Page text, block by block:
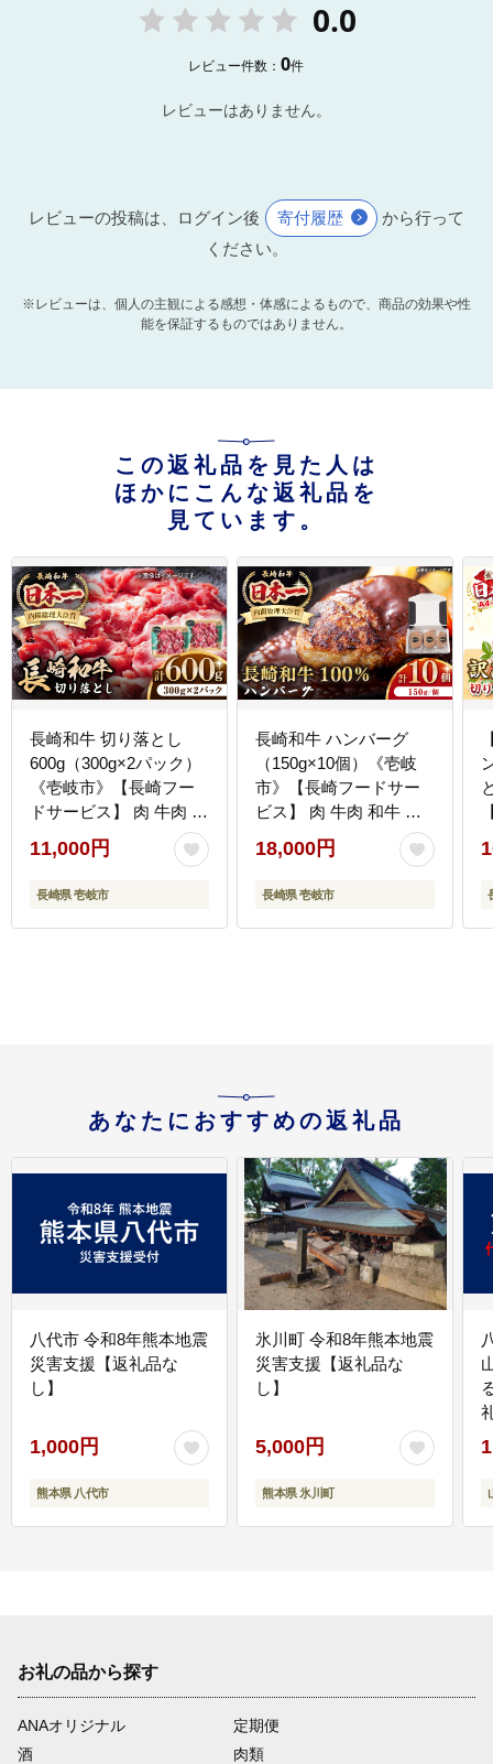
0.0
レビュー件数：0件
レビューはありません。
レビューの投稿は、ログイン後 寄付履歴
から行って
ください。
※レビューは、個人の主観による感想・体感によるもので、商品の効果や性
能を保証するものではありません。
この返礼品を見た人は
ほかにこんな返礼品を
見ています。
長崎和牛 切り落とし
600g（300g×2パック）
《壱岐市》【長崎フー
ドサービス】 肉 牛肉 赤
身 小分け 国産 切落し
切り落し 冷凍配送
11000 11000円 [JEP008]
11,000円
長崎県 壱岐市
長崎和牛 ハンバーグ
（150g×10個）《壱岐
市》【長崎フードサー
ビス】 肉 牛肉 和牛 惣
菜 加工品 冷凍配送
18000 18000円 [JEP006]
18,000円
長崎県 壱岐市
あなたにおすすめの返礼品
八代市 令和8年熊本地震
災害支援【返礼品な
し】
1,000円
熊本県 八代市
氷川町 令和8年熊本地震
災害支援【返礼品な
し】
5,000円
熊本県 氷川町
お礼の品から探す
ANAオリジナル
定期便
酒
肉類